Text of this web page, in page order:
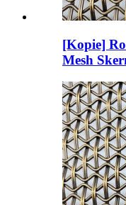
[Kopie]
Mesh